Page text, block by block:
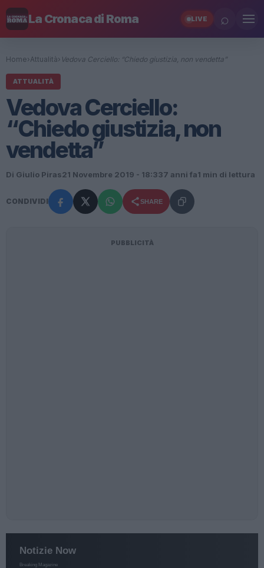
La Cronaca di Roma LIVE ⌕
Home› Attualità› Vedova Cerciello: “Chiedo giustizia, non vendetta”
ATTUALITÀ
Vedova Cerciello:
“Chiedo giustizia, non
vendetta”
Di Giulio Piras21 Novembre 2019 - 18:337 anni fa1 min di lettura
CONDIVIDI SHARE
PUBBLICITÀ